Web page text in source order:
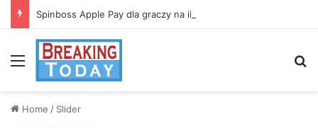
Spinboss Apple Pay dla graczy na iPhone
Menu
Home / Slider